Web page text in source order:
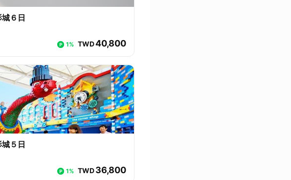
６日
1% TWD40,800
５日
1% TWD36,800